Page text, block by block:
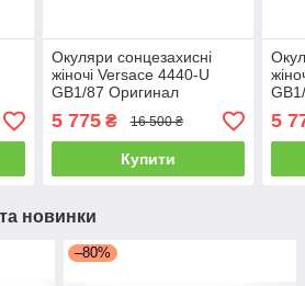
Окуляри сонцезахисні
жіночі Versace 4440-U
GB1/87 Оригинал
5 775₴ 16 500 ₴
Купити
5
новинки
–80%